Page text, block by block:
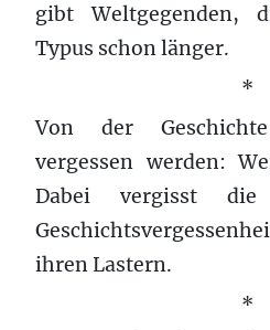
gibt Weltgegenden,
Typus schon länger.
*
Von der
vergessen werden:
Dabei vergisst die
ihren Lastern.
*